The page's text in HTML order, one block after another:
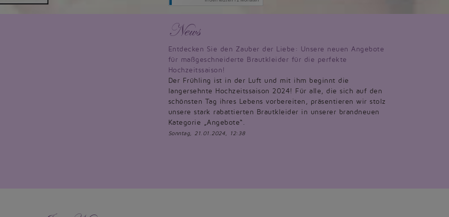
News
Entdecken Sie den Zauber der Liebe: Unsere neuen Angebote
für maßgeschneiderte Brautkleider für die perfekte
Hochzeitssaison!
Der Frühling ist in der Luft und mit ihm beginnt die
langersehnte Hochzeitssaison 2024! Für alle, die sich auf den
schönsten Tag ihres Lebens vorbereiten, präsentieren wir stolz
unsere stark rabattierten Brautkleider in unserer brandneuen
Kategorie „Angebote“.
Sonntag, 21.01.2024, 12:38